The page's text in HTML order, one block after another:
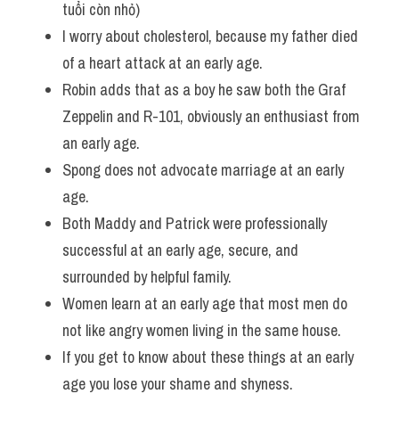
tuổi còn nhỏ)
I worry about cholesterol, because my father died
of a heart attack at an early age.
Robin adds that as a boy he saw both the Graf
Zeppelin and R-101, obviously an enthusiast from
an early age.
Spong does not advocate marriage at an early
age.
Both Maddy and Patrick were professionally
successful at an early age, secure, and
surrounded by helpful family.
Women learn at an early age that most men do
not like angry women living in the same house.
If you get to know about these things at an early
age you lose your shame and shyness.